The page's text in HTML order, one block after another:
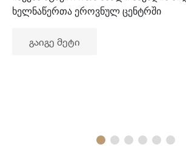
ხელნაწერთა ეროვნულ ცენტრში
გაიგე მეტი